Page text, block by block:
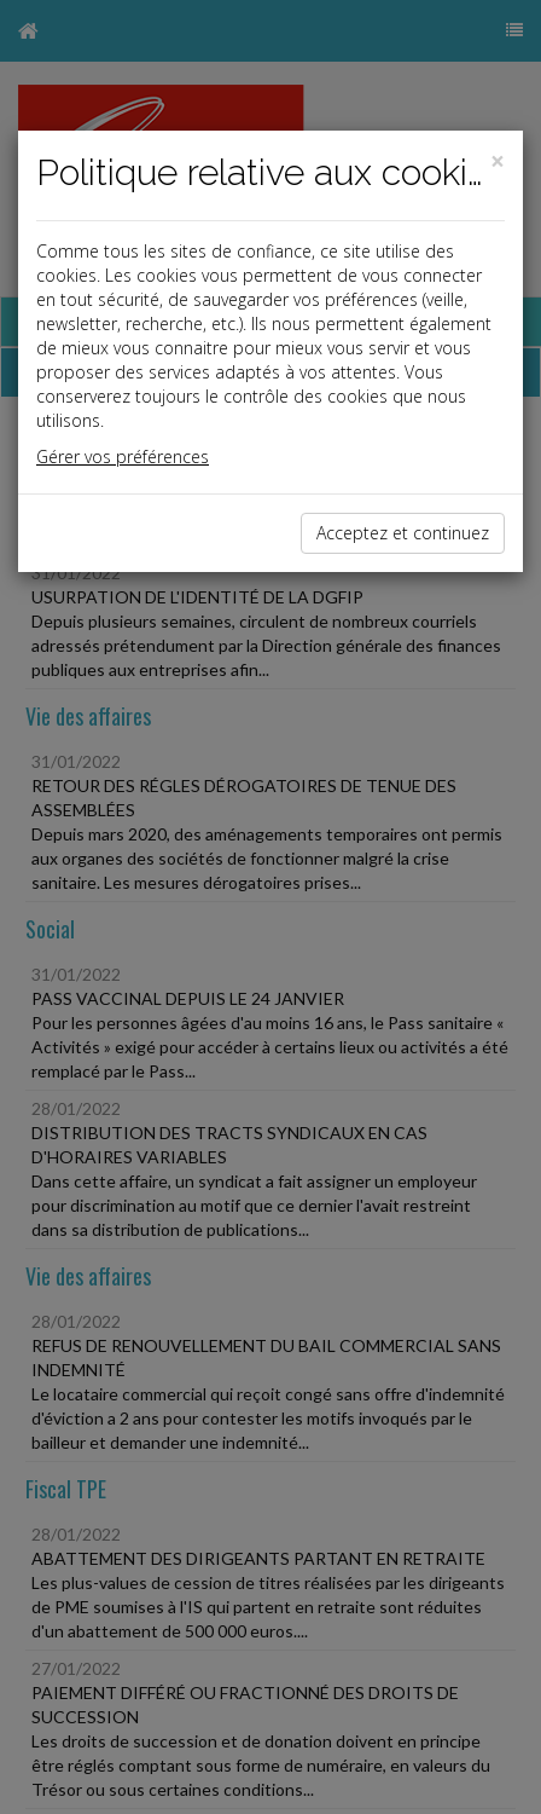
Base documentaire
Dépêches
Liste des dernières dépêches
31/01/2022
USURPATION DE L'IDENTITÉ DE LA DGFIP
Depuis plusieurs semaines, circulent de nombreux courriels
adressés prétendument par la Direction générale des finances
publiques aux entreprises afin...
Vie des affaires
31/01/2022
RETOUR DES RÉGLES DÉROGATOIRES DE TENUE DES
ASSEMBLÉES
Depuis mars 2020, des aménagements temporaires ont permis
aux organes des sociétés de fonctionner malgré la crise
sanitaire. Les mesures dérogatoires prises...
Social
31/01/2022
PASS VACCINAL DEPUIS LE 24 JANVIER
Pour les personnes âgées d'au moins 16 ans, le Pass sanitaire «
Activités » exigé pour accéder à certains lieux ou activités a été
remplacé par le Pass...
28/01/2022
DISTRIBUTION DES TRACTS SYNDICAUX EN CAS
D'HORAIRES VARIABLES
Dans cette affaire, un syndicat a fait assigner un employeur
pour discrimination au motif que ce dernier l'avait restreint
dans sa distribution de publications...
Vie des affaires
28/01/2022
REFUS DE RENOUVELLEMENT DU BAIL COMMERCIAL SANS
INDEMNITÉ
Le locataire commercial qui reçoit congé sans offre d'indemnité
d'éviction a 2 ans pour contester les motifs invoqués par le
bailleur et demander une indemnité...
Fiscal TPE
28/01/2022
ABATTEMENT DES DIRIGEANTS PARTANT EN RETRAITE
Les plus-values de cession de titres réalisées par les dirigeants
de PME soumises à l'IS qui partent en retraite sont réduites
d'un abattement de 500 000 euros....
27/01/2022
PAIEMENT DIFFÉRÉ OU FRACTIONNÉ DES DROITS DE
SUCCESSION
Les droits de succession et de donation doivent en principe
être réglés comptant sous forme de numéraire, en valeurs du
Trésor ou sous certaines conditions...
×
Politique relative aux cookies
Comme tous les sites de confiance, ce site utilise des
cookies. Les cookies vous permettent de vous connecter
en tout sécurité, de sauvegarder vos préférences (veille,
newsletter, recherche, etc.). Ils nous permettent également
de mieux vous connaitre pour mieux vous servir et vous
proposer des services adaptés à vos attentes. Vous
conserverez toujours le contrôle des cookies que nous
utilisons.
Gérer vos préférences
Acceptez et continuez